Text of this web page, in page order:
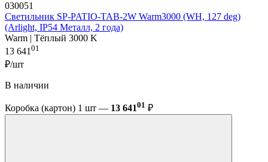
030051
Светильник SP-PATIO-TAB-2W Warm3000 (WH, 127 deg)
(Arlight, IP54 Металл, 2 года)
Warm | Тёплый 3000 K
13 64101
₽/шт
В наличии
Коробка (картон) 1 шт — 13 64101 ₽